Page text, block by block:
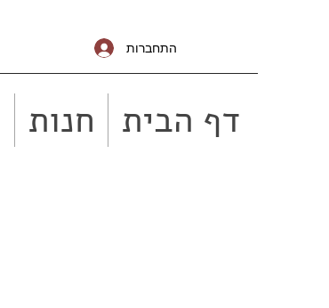
התחברות
דף הבית חנות